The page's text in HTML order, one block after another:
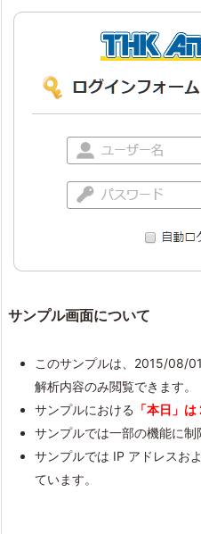
サンプル画面について
このサンプルは、2015/08/
解析内容のみ閲覧できます。
サンプルにおける 「本日」
サンプルでは一部の機能に制
サンプルでは IP アドレスお
ています。